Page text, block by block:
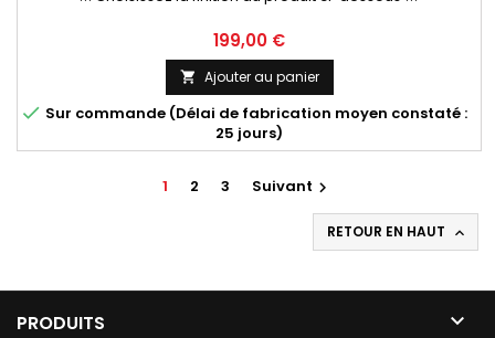
Prix
199,00 €
 Ajouter au panier
 Sur commande (Délai de fabrication moyen constaté :
25 jours)
1 2 3 Suivant 
RETOUR EN HAUT 
PRODUITS 